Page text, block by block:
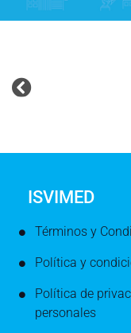
ISVIMED
Términos y
Política y
Política de
personales